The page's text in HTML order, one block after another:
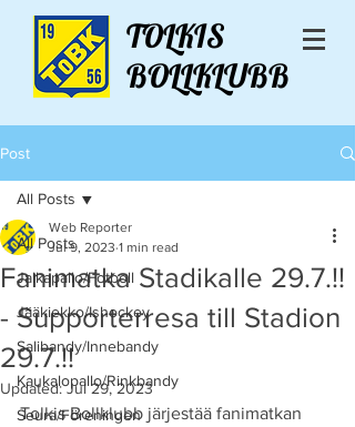
TOLKIS
BOLLKLUBB
Post
All Posts
Jalkapallo/Fotboll
Jääkiekko/Ishockey
Salibandy/Innebandy
Kaukalopallo/Rinkbandy
Seura/Föreningen
All Posts
Fanimatka Stadikalle 29.7.!!
- Supporterresa till Stadion
29.7.!!
Web Reporter
Jul 9, 2023 1 min read
Updated:Jul 29, 2023
Tolkis Bollklubb järjestää fanimatkan